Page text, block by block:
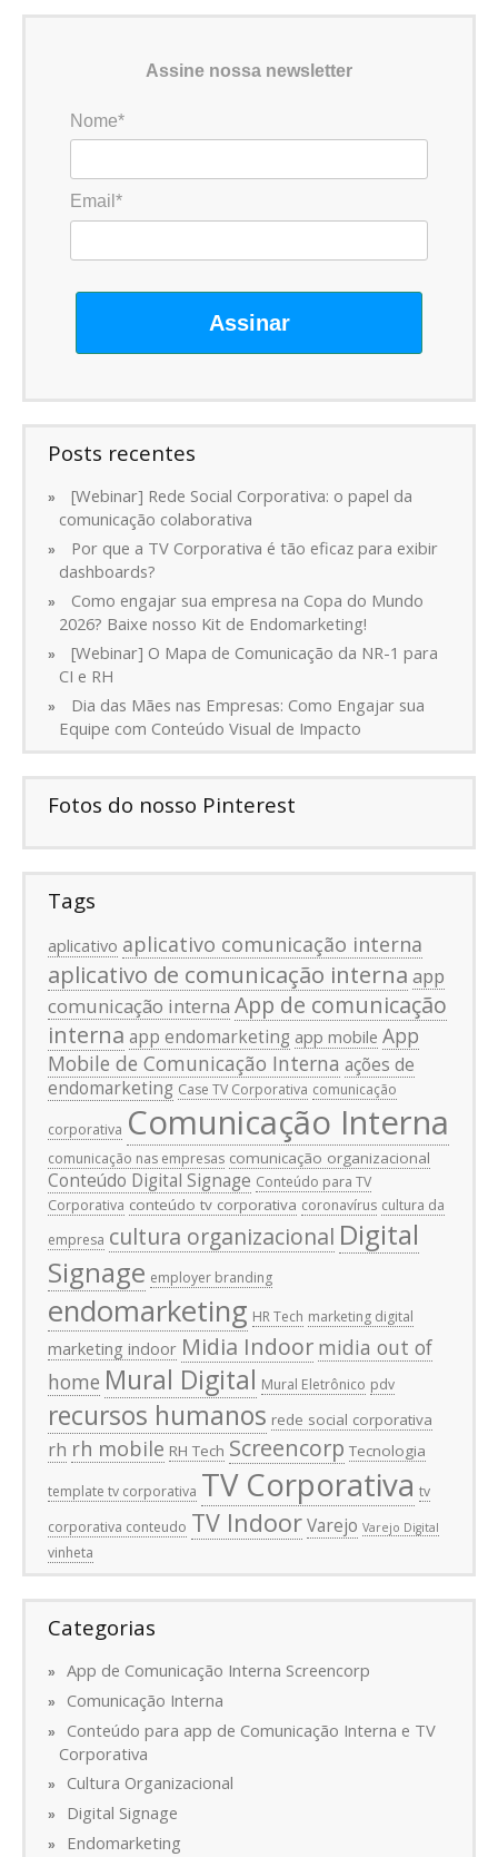
Assine nossa newsletter
Nome*
Email*
Assinar
Posts recentes
[Webinar] Rede Social Corporativa: o papel da
comunicação colaborativa
Por que a TV Corporativa é tão eficaz para exibir
dashboards?
Como engajar sua empresa na Copa do Mundo
2026? Baixe nosso Kit de Endomarketing!
[Webinar] O Mapa de Comunicação da NR-1 para
CI e RH
Dia das Mães nas Empresas: Como Engajar sua
Equipe com Conteúdo Visual de Impacto
Fotos do nosso Pinterest
Tags
aplicativo aplicativo comunicação interna
aplicativo de comunicação interna app
comunicação interna App de comunicação
interna app endomarketing app mobile App
Mobile de Comunicação Interna ações de
endomarketing Case TV Corporativa comunicação
corporativa Comunicação Interna
comunicação nas empresas comunicação organizacional
Conteúdo Digital Signage Conteúdo para TV
Corporativa conteúdo tv corporativa coronavírus cultura da
empresa cultura organizacional Digital
Signage employer branding
endomarketing HR Tech marketing digital
marketing indoor Midia Indoor midia out of
home Mural Digital Mural Eletrônico pdv
recursos humanos rede social corporativa
rh rh mobile RH Tech Screencorp Tecnologia
template tv corporativa TV Corporativa tv
corporativa conteudo TV IndoorVarejo Varejo Digital
vinheta
Categorias
App de Comunicação Interna Screencorp
Comunicação Interna
Conteúdo para app de Comunicação Interna e TV
Corporativa
Cultura Organizacional
Digital Signage
Endomarketing